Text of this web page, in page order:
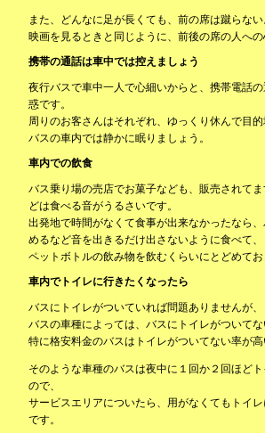
また、どんなに足が長くても、前の席は蹴らない
映画を見るときと同じように、前後の席の人への
携帯の通話は車中では控えましょう
夜行バスで車中一人で心細いからと、携帯電話
惑です。
周りのお客さんはそれぞれ、ゆっくり休んで目的
バスの車内では静かに眠りましょう。
車内での飲食
バス乗り場の売店でお菓子なども、販売されて
どは食べる音がうるさいです。
出発地で時間がなくて食事が出来なかったなら
めるなど音を出きるだけ出さないように食べて、
ペットボトルの飲み物を飲むくらいにとどめてお
車内でトイレに行きたくなったら
バスにトイレがついていれば問題ありませんが、
バスの車種によっては、バスにトイレがついてな
特に格安料金のバスはトイレがついてない率が高
そのような車種のバスは夜中に１回か２回ほど
ので、
サービスエリアについたら、用がなくてもトイ
です。